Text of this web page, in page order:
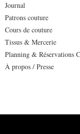
Journal
Patrons couture
Cours de couture
Tissus & Mercerie
Planning & Réservations
À propos / Presse